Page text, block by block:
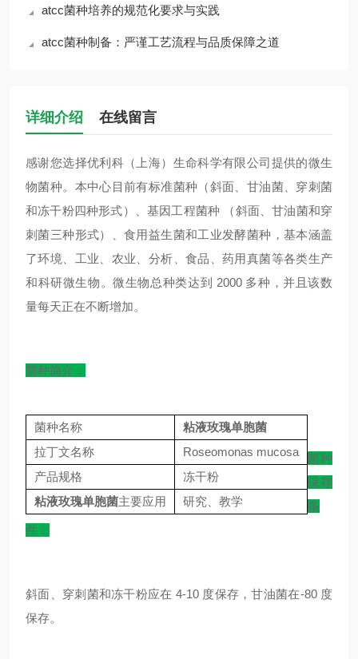
atcc菌种培养的规范化要求与实践
atcc菌种制备：严谨工艺流程与品质保障之道
详细介绍 在线留言
感谢您选择优利科（上海）生命科学有限公司提供的微生
物菌种。本中心目前有标准菌种（斜面、甘油菌、穿刺菌
和冻干粉四种形式）、基因工程菌种 （斜面、甘油菌和穿
刺菌三种形式）、食用益生菌和工业发酵菌种，基本涵盖
了环境、工业、农业、分析、食品、药用真菌等各类生产
和科研微生物。微生物总种类达到 2000 多种，并且该数
量每天正在不断增加。
菌种简介：
菌种名称
粘液玫瑰单胞菌
拉丁文名称
Roseomonas mucosa
产品规格
冻干粉
粘液玫瑰单胞菌主要应用 研究、教学
菌种
保存
条
件：
斜面、穿刺菌和冻干粉应在 4-10 度保存，甘油菌在-80 度
保存。